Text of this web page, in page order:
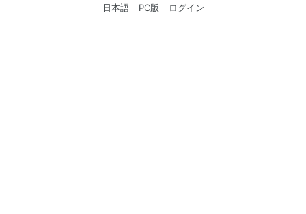
日本語 PC版 ログイン